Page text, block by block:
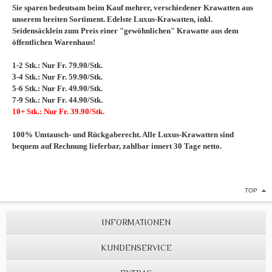
Sie sparen bedeutsam beim Kauf mehrer, verschiedener Krawatten aus
unserem breiten Sortiment. Edelste Luxus-Krawatten, inkl.
Seidensäcklein zum Preis einer "gewöhnlichen" Krawatte aus dem
öffentlichen Warenhaus!
1-2 Stk.: Nur Fr. 79.90/Stk.
3-4 Stk.: Nur Fr. 59.90/Stk.
5-6 Stk.: Nur Fr. 49.90/Stk.
7-9 Stk.: Nur Fr. 44.90/Stk.
10+ Stk.: Nur Fr. 39.90/Stk.
100% Umtausch- und Rückgaberecht. Alle Luxus-Krawatten sind
bequem auf Rechnung lieferbar, zahlbar innert 30 Tage netto.
TOP
INFORMATIONEN
KUNDENSERVICE